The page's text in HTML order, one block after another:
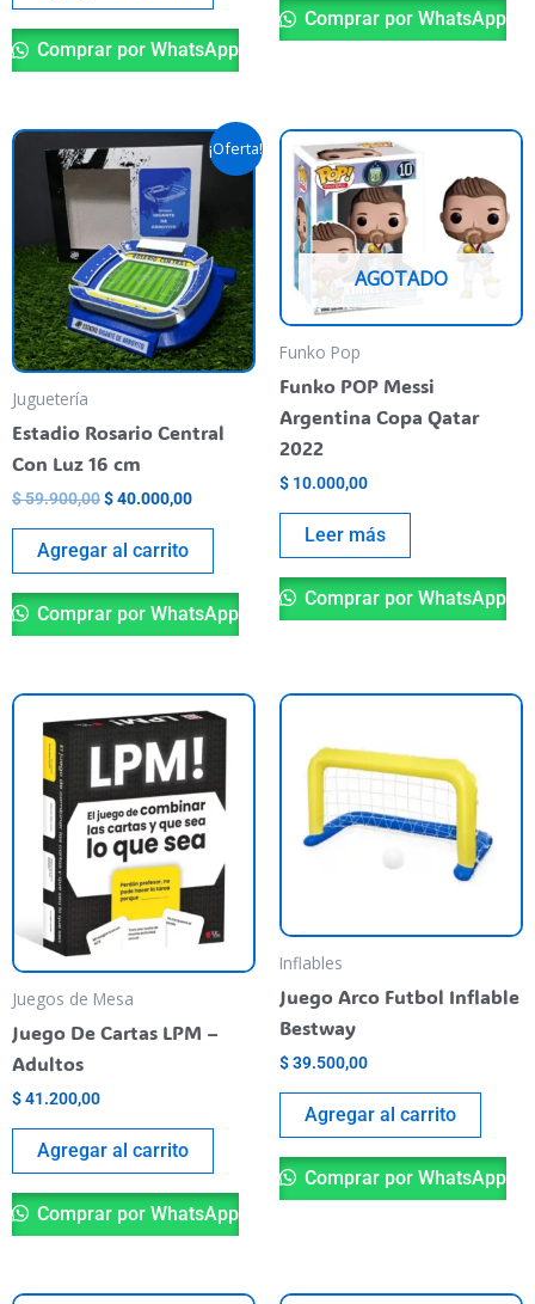
Comprar por WhatsApp
Comprar por WhatsApp
¡Oferta!
Juguetería
Estadio Rosario Central
Con Luz 16 cm
$59.900,00
El
precio
original
era:
$ 59.900,00.
$40.000,00
El
precio
actual
es:
$ 40.000,00.
Agregar al carrito
Comprar por WhatsApp
AGOTADO
Funko Pop
Funko POP Messi
Argentina Copa Qatar
2022
$ 10.000,00
Leer más
Comprar por WhatsApp
Juegos de Mesa
Juego De Cartas LPM –
Adultos
$41.200,00
Agregar al carrito
Comprar por WhatsApp
Inflables
Juego Arco Futbol Inflable
Bestway
$39.500,00
Agregar al carrito
Comprar por WhatsApp